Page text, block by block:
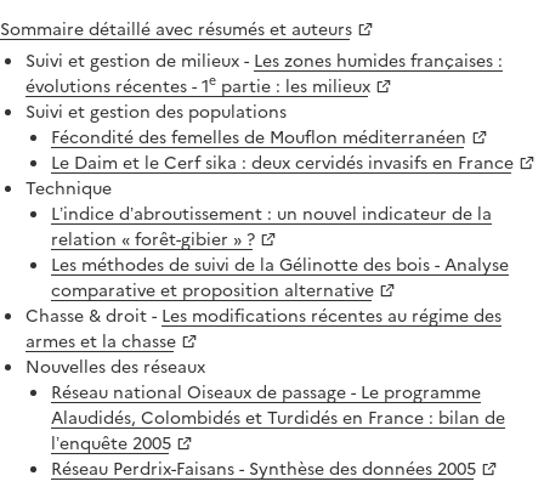
Sommaire détaillé avec résumés et auteurs
Suivi et gestion de milieux - Les zones humides françaises :
évolutions récentes - 1e partie : les milieux
Suivi et gestion des populations
Fécondité des femelles de Mouflon méditerranéen
Le Daim et le Cerf sika : deux cervidés invasifs en France
Technique
L’indice d’abroutissement : un nouvel indicateur de la
relation « forêt-gibier » ?
Les méthodes de suivi de la Gélinotte des bois - Analyse
comparative et proposition alternative
Chasse & droit - Les modifications récentes au régime des
armes et la chasse
Nouvelles des réseaux
Réseau national Oiseaux de passage - Le programme
Alaudidés, Colombidés et Turdidés en France : bilan de
l’enquête 2005
Réseau Perdrix-Faisans - Synthèse des données 2005